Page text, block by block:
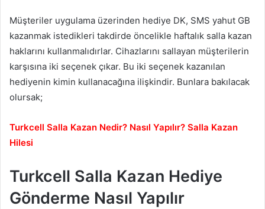
Müşteriler uygulama üzerinden hediye DK, SMS yahut GB
kazanmak istedikleri takdirde öncelikle haftalık salla kazan
haklarını kullanmalıdırlar. Cihazlarını sallayan müşterilerin
karşısına iki seçenek çıkar. Bu iki seçenek kazanılan
hediyenin kimin kullanacağına ilişkindir. Bunlara bakılacak
olursak;
Turkcell Salla Kazan Nedir? Nasıl Yapılır? Salla Kazan
Hilesi
Turkcell Salla Kazan Hediye
Gönderme Nasıl Yapılır